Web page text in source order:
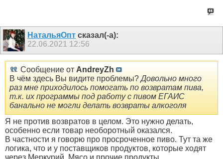
НатальяОпт сказал(-а):
22.06.2021 12:56
Сообщение от AndreyZh
В чём здесь Вы видите проблемы?Довольно много
раз мне приходилось помогать по возвратам пива,
т.к. их программы под работу с пивом ЕГАИС
банально не могли делать возвраты алкоголя
Я не против возвратов в целом. Это нужно делать,
особенно если товар необоротный оказался.
В частности я говорю про просроченное пиво. Тут та же
логика, что и у поставщиков продуктов, которые ходят
через Меркурий. Мясо и прочие продукты